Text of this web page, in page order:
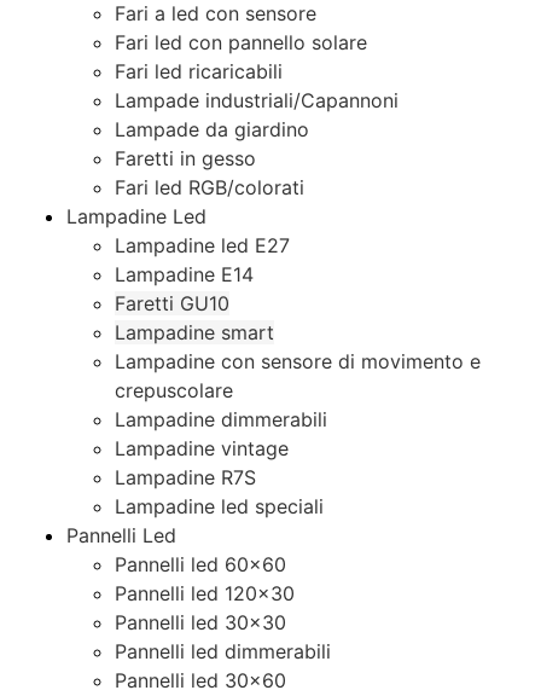
Fari a led con sensore
Fari led con pannello solare
Fari led ricaricabili
Lampade industriali/Capannoni
Lampade da giardino
Faretti in gesso
Fari led RGB/colorati
Lampadine Led
Lampadine led E27
Lampadine E14
Faretti GU10
Lampadine smart
Lampadine con sensore di movimento e
crepuscolare
Lampadine dimmerabili
Lampadine vintage
Lampadine R7S
Lampadine led speciali
Pannelli Led
Pannelli led 60×60
Pannelli led 120×30
Pannelli led 30×30
Pannelli led dimmerabili
Pannelli led 30×60